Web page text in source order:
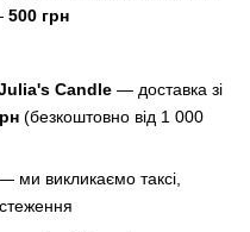
500 грн
Candle — доставка зі
(безкоштовно від 1 000
ми викликаємо таксі,